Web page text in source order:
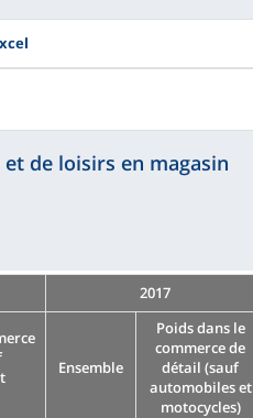
de loisirs en magasin
2017
Ensemble
Poids dans le
commerce de
détail (sauf
automobiles et
motocycles)